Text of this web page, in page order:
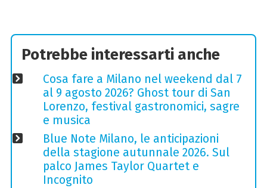
Potrebbe interessarti anche
Cosa fare a Milano nel weekend dal 7
al 9 agosto 2026? Ghost tour di San
Lorenzo, festival gastronomici, sagre
e musica
Blue Note Milano, le anticipazioni
della stagione autunnale 2026. Sul
palco James Taylor Quartet e
Incognito